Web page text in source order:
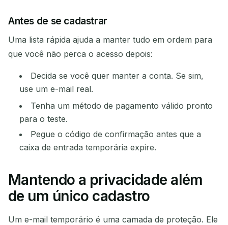
Antes de se cadastrar
Uma lista rápida ajuda a manter tudo em ordem para
que você não perca o acesso depois:
Decida se você quer manter a conta. Se sim,
use um e-mail real.
Tenha um método de pagamento válido pronto
para o teste.
Pegue o código de confirmação antes que a
caixa de entrada temporária expire.
Mantendo a privacidade além
de um único cadastro
Um e-mail temporário é uma camada de proteção. Ele